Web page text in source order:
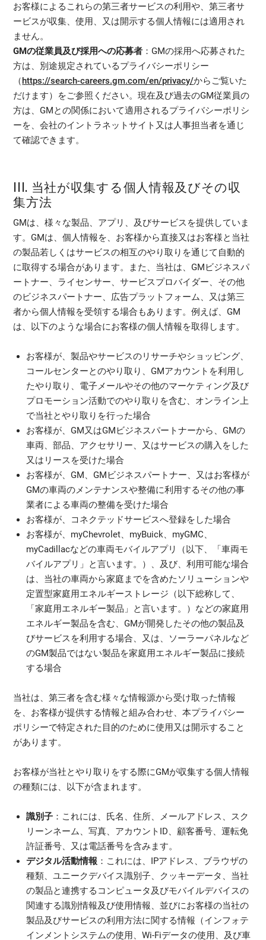
お客様によるこれらの第三者サービスの利用や、第三者サ
ービスが収集、使用、又は開示する個人情報には適用され
ません。
GMの従業員及び採用への応募者 ：GMの採用へ応募された
方は、別途規定されているプライバシーポリシー
（https://search-careers.gm.com/en/privacy/からご覧いた
だけます）をご参照ください。現在及び過去のGM従業員の
方は、GMとの関係において適用されるプライバシーポリシ
ーを、会社のイントラネットサイト又は人事担当者を通じ
て確認できます。
III. 当社が収集する個人情報及びその収
集方法
GMは、様々な製品、アプリ、及びサービスを提供していま
す。GMは、個人情報を、お客様から直接又はお客様と当社
の製品若しくはサービスの相互のやり取りを通じて自動的
に取得する場合があります。また、当社は、GMビジネスパ
ートナー、ライセンサー、サービスプロバイダー、その他
のビジネスパートナー、広告プラットフォーム、又は第三
者から個人情報を受領する場合もあります。例えば、GM
は、以下のような場合にお客様の個人情報を取得します。
お客様が、製品やサービスのリサーチやショッピング、
コールセンターとのやり取り、GMアカウントを利用し
たやり取り、電子メールやその他のマーケティング及び
プロモーション活動でのやり取りを含む、オンライン上
で当社とやり取りを行った場合
お客様が、GM又はGMビジネスパートナーから、GMの
車両、部品、アクセサリー、又はサービスの購入をした
又はリースを受けた場合
お客様が、GM、GMビジネスパートナー、又はお客様が
GMの車両のメンテナンスや整備に利用するその他の事
業者による車両の整備を受けた場合
お客様が、コネクテッドサービスへ登録をした場合
お客様が、myChevrolet、myBuick、myGMC、
myCadillacなどの車両モバイルアプリ（以下、「車両モ
バイルアプリ」と言います。）、及び、利用可能な場合
は、当社の車両から家庭までを含めたソリューションや
定置型家庭用エネルギーストレージ（以下総称して、
「家庭用エネルギー製品」と言います。）などの家庭用
エネルギー製品を含む、GMが開発したその他の製品及
びサービスを利用する場合、又は、ソーラーパネルなど
のGM製品ではない製品を家庭用エネルギー製品に接続
する場合
当社は、第三者を含む様々な情報源から受け取った情報
を、お客様が提供する情報と組み合わせ、本プライバシー
ポリシーで特定された目的のために使用又は開示すること
があります。
お客様が当社とやり取りをする際にGMが収集する個人情報
の種類には、以下が含まれます。
識別子：これには、氏名、住所、メールアドレス、スク
リーンネーム、写真、アカウントID、顧客番号、運転免
許証番号、又は電話番号を含みます。
デジタル活動情報 ：これには、IPアドレス、ブラウザの
種類、ユニークデバイス識別子、クッキーデータ、当社
の製品と連携するコンピュータ及びモバイルデバイスの
関連する識別情報及び使用情報、並びにお客様の当社の
製品及びサービスの利用方法に関する情報（インフォテ
インメントシステムの使用、Wi-Fiデータの使用、及び車